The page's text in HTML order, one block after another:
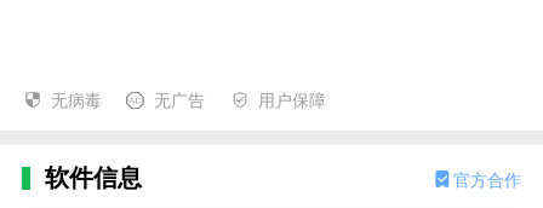
无病毒 无广告 用户保障
软件信息 官方合作